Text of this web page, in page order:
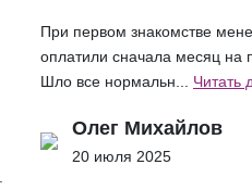
При первом знакомстве
оплатили сначала месяц на
Шло все нормальн... Читать
Олег Михайлов
20 июля 2025